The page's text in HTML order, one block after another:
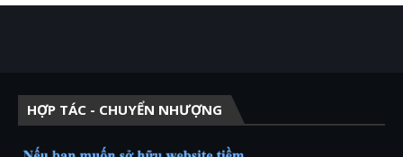
HỢP TÁC - CHUYỂN NHƯỢNG